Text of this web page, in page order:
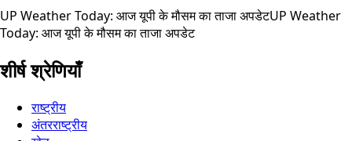
UP Weather Today: आज यूपी के मौसम का ताजा अपडेटUP Weather
Today: आज यूपी के मौसम का ताजा अपडेट
शीर्ष श्रेणियाँ
राष्ट्रीय
अंतरराष्ट्रीय